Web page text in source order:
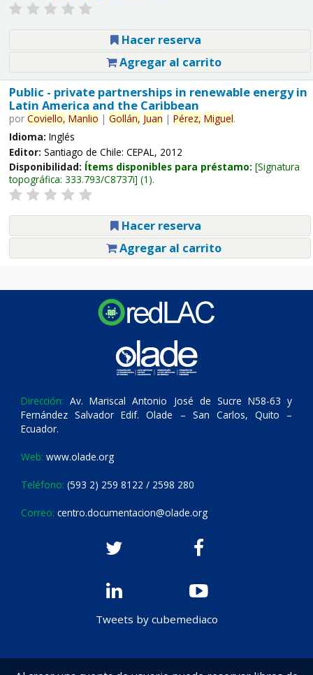
Hacer reserva
Agregar al carrito
Public - private partnerships in renewable energy in
Latin America and the Caribbean
por Coviello, Manlio | Gollán, Juan | Pérez, Miguel.
Idioma: Inglés
Editor: Santiago de Chile: CEPAL, 2012
Disponibilidad: Ítems disponibles para préstamo: Signatura
topográfica: 333.793/C8737i (1).
Hacer reserva
Agregar al carrito
Dirección: Av. Mariscal Antonio José de Sucre N58-63 y
Fernández Salvador Edif. Olade – San Carlos, Quito –
Ecuador.
Web: www.olade.org
Teléfono: (593 2) 259 8122 / 2598 280
Correo: centro.documentacion@olade.org
Tweets by cubemediaco